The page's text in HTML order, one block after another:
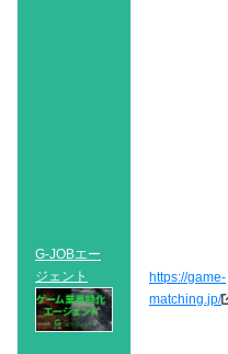
G-JOBエー
ジェント
https://game-
matching.jp/